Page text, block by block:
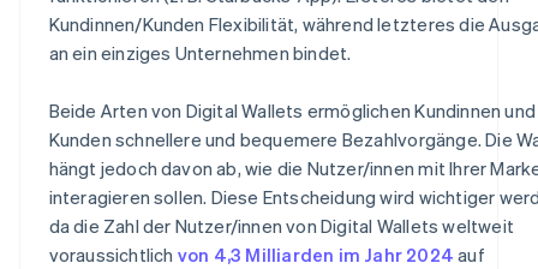
Kundinnen/Kunden Flexibilität, während letzteres die
an ein einziges Unternehmen bindet.
Beide Arten von Digital Wallets ermöglichen Kundinnen und
Kunden schnellere und bequemere Bezahlvorgänge. Die
hängt jedoch davon ab, wie die Nutzer/innen mit Ihrer
interagieren sollen. Diese Entscheidung wird wichtiger
da die Zahl der Nutzer/innen von Digital Wallets weltweit
voraussichtlich von 4,3 Milliarden im Jahr 2024 auf